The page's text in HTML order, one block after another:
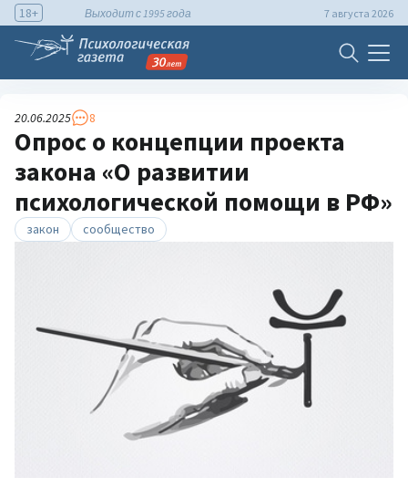
18+ Выходит с 1995 года 7 августа 2026
20.06.2025 8
Опрос о концепции проекта
закона «О развитии
психологической помощи в РФ»
закон сообщество